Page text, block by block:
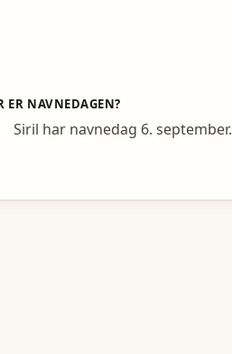
ER NAVNEDAGEN?
Siril har navnedag 6. september.